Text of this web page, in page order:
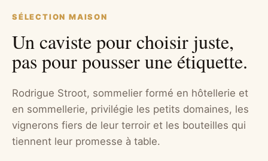
SÉLECTION MAISON
Un caviste pour choisir juste,
pas pour pousser une étiquette.
Rodrigue Stroot, sommelier formé en hôtellerie et
en sommellerie, privilégie les petits domaines, les
vignerons fiers de leur terroir et les bouteilles qui
tiennent leur promesse à table.